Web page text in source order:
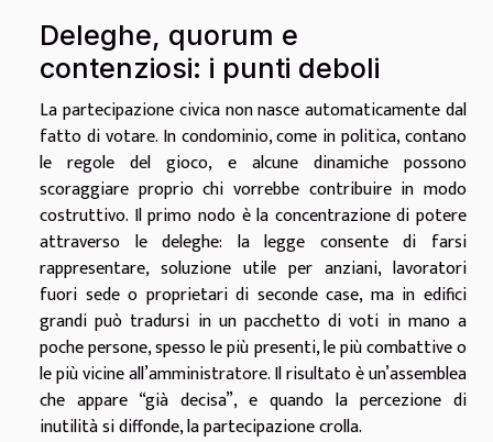
Deleghe, quorum e
contenziosi: i punti deboli
La partecipazione civica non nasce automaticamente dal
fatto di votare. In condominio, come in politica, contano
le regole del gioco, e alcune dinamiche possono
scoraggiare proprio chi vorrebbe contribuire in modo
costruttivo. Il primo nodo è la concentrazione di potere
attraverso le deleghe: la legge consente di farsi
rappresentare, soluzione utile per anziani, lavoratori
fuori sede o proprietari di seconde case, ma in edifici
grandi può tradursi in un pacchetto di voti in mano a
poche persone, spesso le più presenti, le più combattive o
le più vicine all’amministratore. Il risultato è un’assemblea
che appare “già decisa”, e quando la percezione di
inutilità si diffonde, la partecipazione crolla.